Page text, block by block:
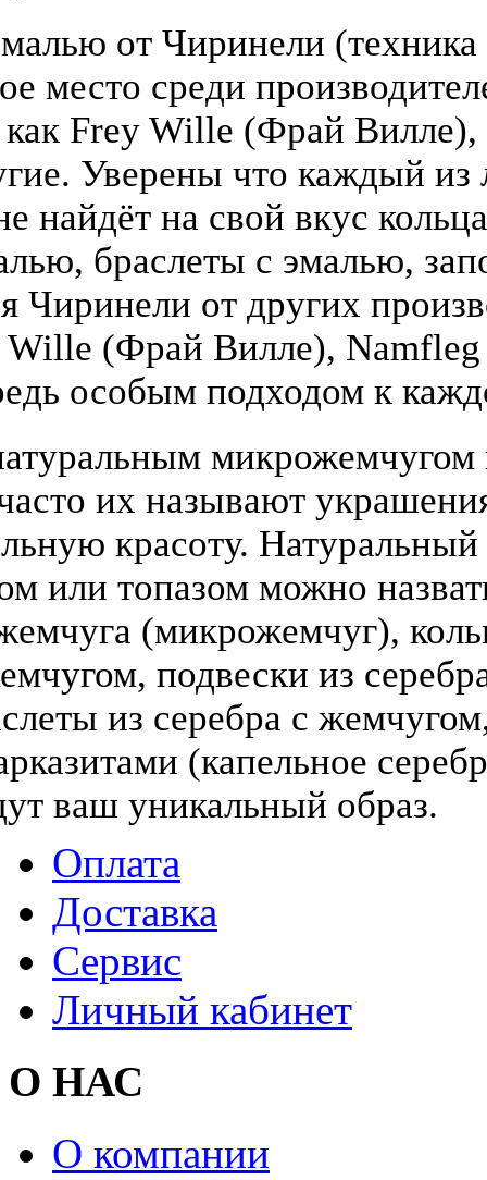
от Чиринели (техника
место среди
Frey Wille (Фрай
Уверены что каждый
найдёт на свой вкус
браслеты с эмалью,
Чиринели от других
Wille (Фрай Вилле),
особым подходом к
микрожемчугом
их называют
красоту.
или топазом можно
(микрожемчуг),
подвески из
из серебра с
(капельное
ваш уникальный образ.
Оплата
Доставка
Сервис
Личный кабинет
О НАС
О компании